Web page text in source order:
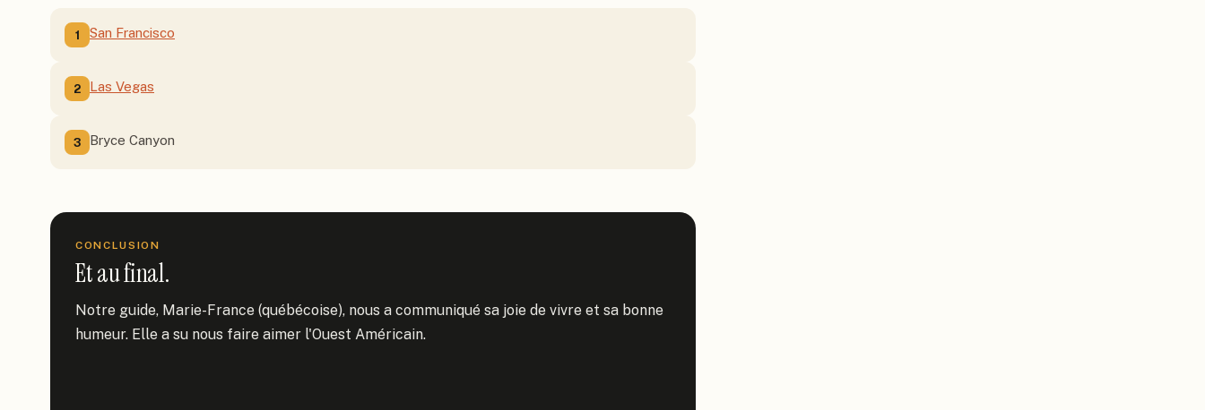
1 San Francisco
2 Las Vegas
3 Bryce Canyon
CONCLUSION
Et au final.
Notre guide, Marie-France (québécoise), nous a communiqué sa joie de vivre et sa bonne
humeur. Elle a su nous faire aimer l'Ouest Américain.